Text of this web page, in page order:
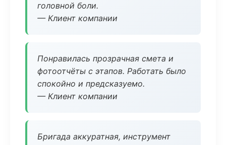
головной боли.
— Клиент компании
Понравилась прозрачная смета и
фотоотчёты с этапов. Работать было
спокойно и предсказуемо.
— Клиент компании
Бригада аккуратная, инструмент